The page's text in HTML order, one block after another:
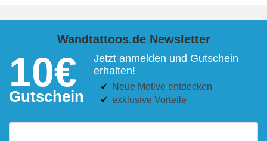
Wandtattoos.de Newsletter
10€
Gutschein
Jetzt anmelden und Gutschein
erhalten!
Neue Motive entdecken
exklusive Vorteile